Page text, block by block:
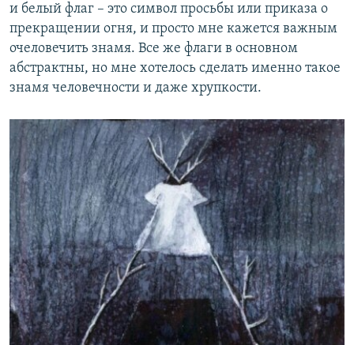
и белый флаг – это символ просьбы или приказа о
прекращении огня, и просто мне кажется важным
очеловечить знамя. Все же флаги в основном
абстрактны, но мне хотелось сделать именно такое
знамя человечности и даже хрупкости.